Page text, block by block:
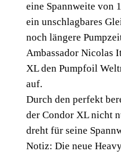
eine Spannweite von
ein unschlagbares
noch längere
Ambassador Nicolas
XL den Pumpfoil
auf.
Durch den perfekt
der Condor XL nicht
dreht für seine
Notiz: Die neue